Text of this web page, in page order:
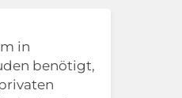
in
benötigt,